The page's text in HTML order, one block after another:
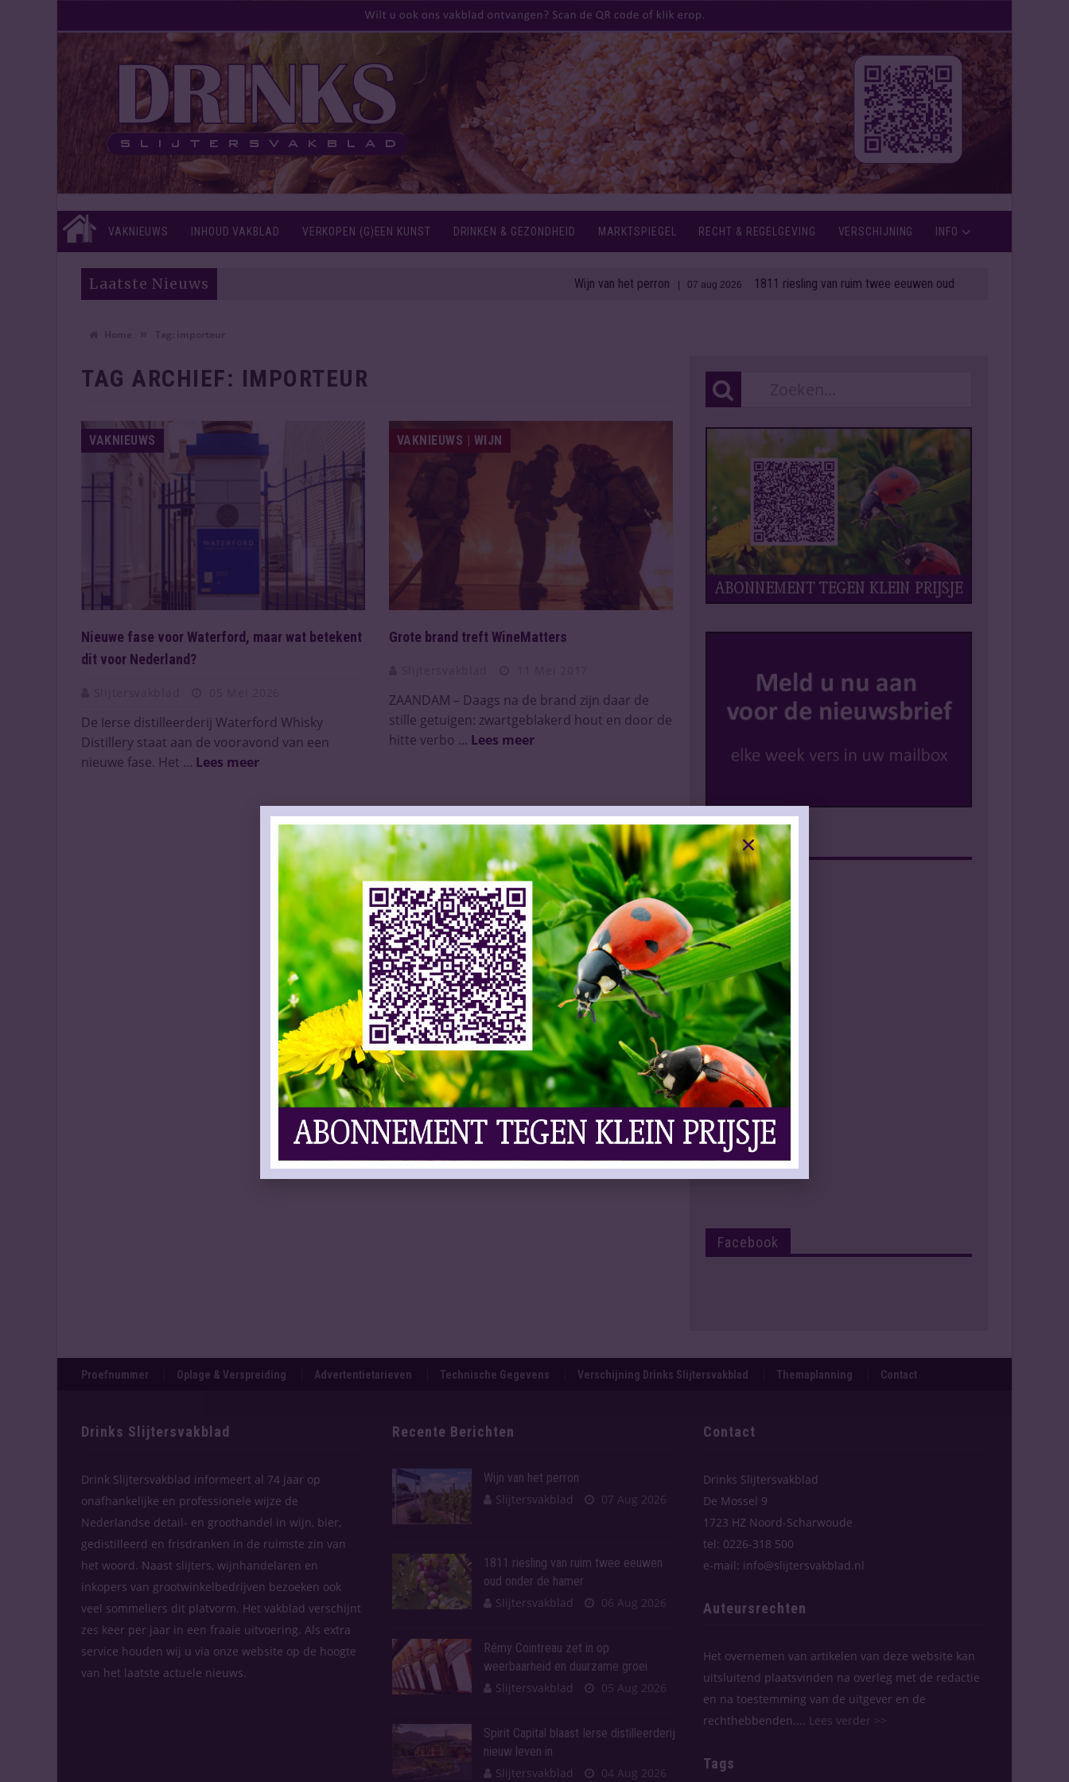
VAKNIEUWS INHOUD VAKBLAD VERKOPEN (G)EEN KUNST DRINKEN & GEZONDHEID MARKTSPIEGEL RECHT & REGELGEVING VERSCHIJNING INFO
Laatste Nieuws Wijn van het perron| 07 aug 2026 1811 riesling van ruim twee eeuwen oud onder de hamer
TAG ARCHIEF: IMPORTEUR
VAKNIEUWS
Nieuwe fase voor Waterford, maar wat betekent
dit voor Nederland?
De Ierse distilleerderij Waterford Whisky
Distillery staat aan de vooravond van een
nieuwe fase. Het ... Lees meer
VAKNIEUWS | WIJN
Grote brand treft WineMatters
ZAANDAM – Daags na de brand zijn daar de
stille getuigen: zwartgeblakerd hout en door de
hitte verbo ... Lees meer
Instagram
Facebook
Proefnummer Oplage & Verspreiding Advertentietarieven Technische Gegevens Verschijning Drinks Slijtersvakblad Themaplanning Contact
Drinks Slijtersvakblad
Drink Slijtersvakblad informeert al 74 jaar op
onafhankelijke en professionele wijze de
Nederlandse detail- en groothandel in wijn, bier,
gedistilleerd en frisdranken in de ruimste zin van
het woord. Naast slijters, wijnhandelaren en
inkopers van grootwinkelbedrijven bezoeken ook
veel sommeliers dit platvorm. Het vakblad verschijnt
zes keer per jaar in een fraaie uitvoering. Als extra
service houden wij u via onze website op de hoogte
van het laatste actuele nieuws.
Recente Berichten
Wijn van het perron
Slijtersvakblad
07 Aug 2026
1811 riesling van ruim twee eeuwen
oud onder de hamer
Slijtersvakblad
06 Aug 2026
Rémy Cointreau zet in op
weerbaarheid en duurzame groei
Slijtersvakblad
05 Aug 2026
Spirit Capital blaast Ierse distilleerderij
nieuw leven in
Slijtersvakblad
04 Aug 2026
Contact
Drinks Slijtersvakblad
De Mossel 9
1723 HZ Noord-Scharwoude
tel: 0226-318 500
e-mail: info@slijtersvakblad.nl
Auteursrechten
Het overnemen van artikelen van deze website kan
uitsluitend plaatsvinden na overleg met de redactie
en na toestemming van de uitgever en de
rechthebbenden.... Lees verder >>
Tags